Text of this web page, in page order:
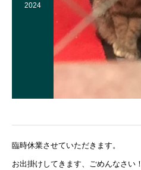
2024
臨時休業させていただきます。
お出掛けしてきます、ごめんなさい！